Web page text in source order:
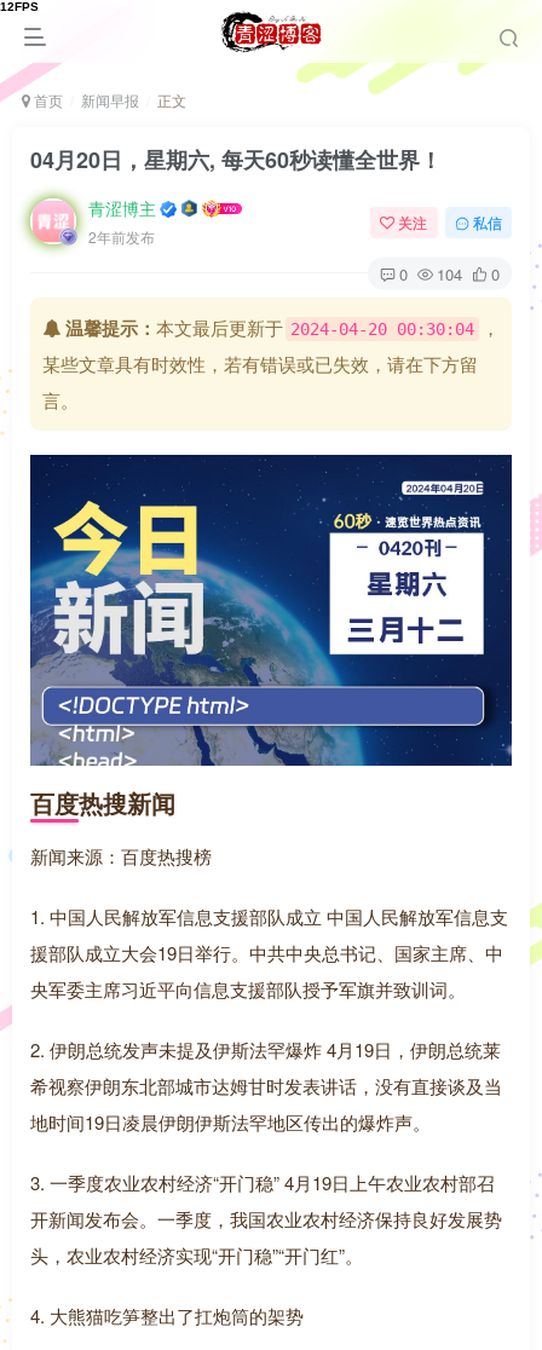
首页 新闻早报 正文
04月20日，星期六, 每天60秒读懂全世界！
青涩博主
2年前发布
关注 私信
0 104 0
温馨提示： 本文最后更新于 2024-04-20 00:30:04
，
某些文章具有时效性，若有错误或已失效，请在下方留
言。
百度热搜新闻
新闻来源：百度热搜榜
1. 中国人民解放军信息支援部队成立 中国人民解放军信息支
援部队成立大会19日举行。中共中央总书记、国家主席、中
央军委主席习近平向信息支援部队授予军旗并致训词。
2. 伊朗总统发声未提及伊斯法罕爆炸 4月19日，伊朗总统莱
希视察伊朗东北部城市达姆甘时发表讲话，没有直接谈及当
地时间19日凌晨伊朗伊斯法罕地区传出的爆炸声。
3. 一季度农业农村经济“开门稳” 4月19日上午农业农村部召
开新闻发布会。一季度，我国农业农村经济保持良好发展势
头，农业农村经济实现“开门稳”“开门红”。
4. 大熊猫吃笋整出了扛炮筒的架势